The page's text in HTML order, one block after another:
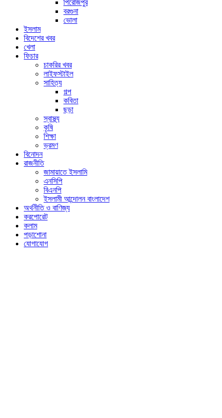
পিরোজপুর
বরগুনা
ভোলা
ইসলাম
বিদেশের খবর
খেলা
ফিচার
চাকরির খবর
লাইফস্টাইল
সাহিত্য
গল্প
কবিতা
ছড়া
স্বাস্থ্য
কৃষি
শিক্ষা
ভ্রমণ
বিনোদন
রাজনীতি
জামায়াতে ইসলামি
এনসিপি
বিএনপি
ইসলামী আন্দোলন বাংলাদেশ
অর্থনীতি ও বাণিজ্য
করপোরেট
কলাম
পড়াশোনা
যোগাযোগ